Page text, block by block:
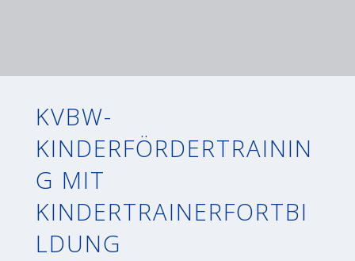
KVBW-
KINDERFÖRDERTRAININ
G MIT
KINDERTRAINERFORTBI
LDUNG